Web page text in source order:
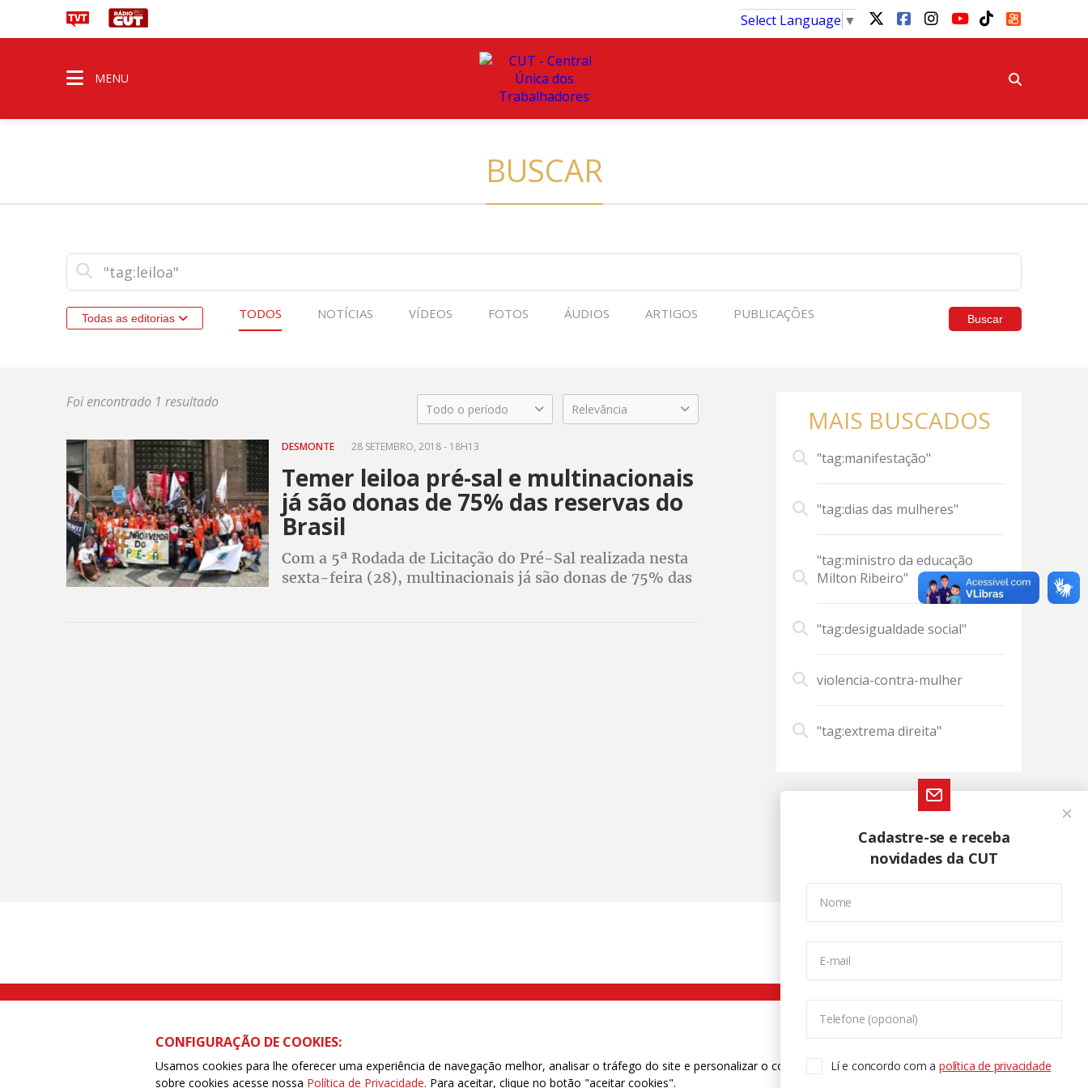
Select Language ▼
MENU
BUSCAR
Todas as editorias TODOS NOTÍCIAS VÍDEOS FOTOS ÁUDIOS ARTIGOS PUBLICAÇÕES Buscar
Foi encontrado 1 resultado Todo o período Relevância
DESMONTE 28 SETEMBRO, 2018 - 18H13
Temer leiloa pré-sal e multinacionais
já são donas de 75% das reservas do
Brasil
Com a 5ª Rodada de Licitação do Pré-Sal realizada nesta
sexta-feira (28), multinacionais já são donas de 75% das
MAIS BUSCADOS
"tag:manifestação"
"tag:dias das mulheres"
"tag:ministro da educação
Milton Ribeiro"
"tag:desigualdade social"
violencia-contra-mulher
"tag:extrema direita"
Cadastre-se e receba
novidades da CUT
Nome
E-mail
Telefone (opcional)
Lí e concordo com apolítica de privacidade
Rua Caetano Pinto nº 575 CEP 03041-000 Brás, São Paulo/SP | Telefone (11) 2108 9200 - Fax (11) 2108 9310
CONFIGURAÇÃO DE COOKIES:
Usamos cookies para lhe oferecer uma experiência de navegação melhor, analisar o tráfego do site e personalizar o conteúdo. Para saber mais
sobre cookies acesse nossa Política de Privacidade. Para aceitar, clique no botão "aceitar cookies".